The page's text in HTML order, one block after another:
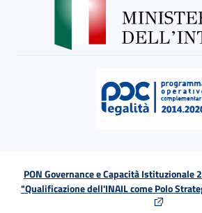
PON Governance e Capacità
"Qualificazione dell'INAIL come Polo